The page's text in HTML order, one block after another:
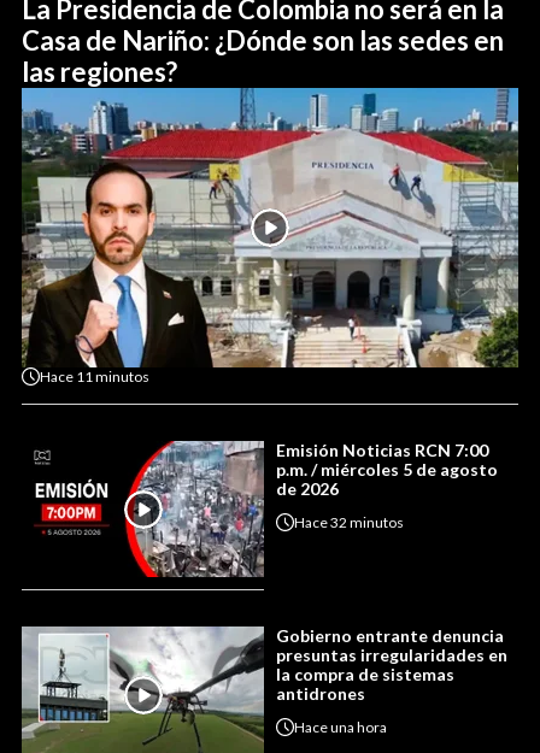
La Presidencia de Colombia no será en la
Casa de Nariño: ¿Dónde son las sedes en
las regiones?
Hace 11 minutos
Emisión Noticias RCN 7:00
p.m. / miércoles 5 de agosto
de 2026
Hace32 minutos
Gobierno entrante denuncia
presuntas irregularidades en
la compra de sistemas
antidrones
Haceuna hora